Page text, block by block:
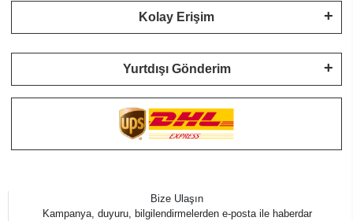
Kolay Erişim
Yurtdışı Gönderim
Bize Ulaşın
Kampanya, duyuru, bilgilendirmelerden e-posta ile haberdar